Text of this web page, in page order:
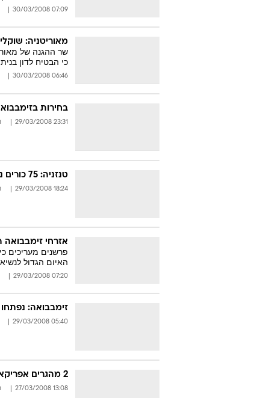
07:09 30/03/2008
מאוריטניה:
כי הבטיח לדון
06:46 30/03/2008
בחירות
23:31 29/03/2008
טנזניה: 75 כורים נעדרים בהצפה במכרה
18:24 29/03/2008
אזרחי זימבבואה
פרשנים מעריכים
האיום הגדול
07:20 29/03/2008
זימבבואה:
05:40 29/03/2008
2 מהגרים אפריקאים נורו למוות בגבול מצרים-ישראל
13:08 27/03/2008